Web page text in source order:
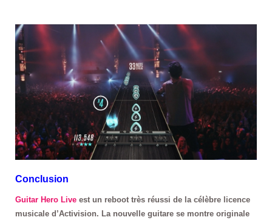
Conclusion
Guitar Hero Live est un reboot très réussi de la célèbre licence
musicale d’Activision. La nouvelle guitare se montre originale